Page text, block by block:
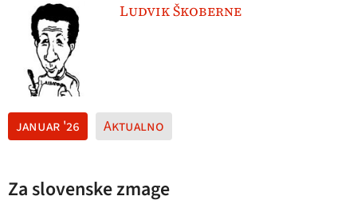
Ludvik Škoberne
januar '26 Aktualno
Za slovenske zmage